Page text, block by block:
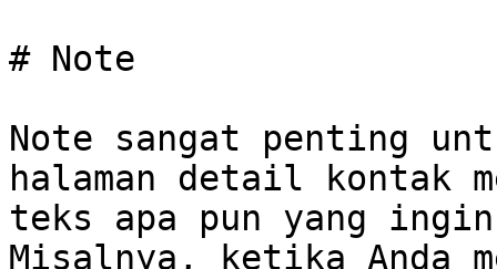
# Note
Note sangat penting
halaman detail kontak
teks apa pun yang
Misalnya, ketika Anda